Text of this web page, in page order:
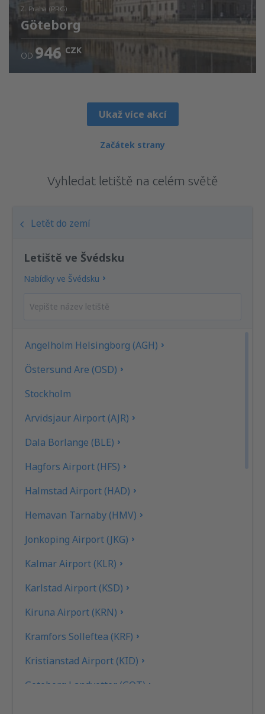
z: Praha (PRG)
Göteborg
OD 946 CZK
Ukaž více akcí
Začátek strany
Vyhledat letiště na celém světě
Letět do zemí
Letiště ve Švédsku
Nabídky ve Švédsku
Angelholm Helsingborg (AGH)
Östersund Are (OSD)
Stockholm
Arvidsjaur Airport (AJR)
Dala Borlange (BLE)
Hagfors Airport (HFS)
Halmstad Airport (HAD)
Hemavan Tarnaby (HMV)
Jonkoping Airport (JKG)
Kalmar Airport (KLR)
Karlstad Airport (KSD)
Kiruna Airport (KRN)
Kramfors Solleftea (KRF)
Kristianstad Airport (KID)
Goteborg Landvetter (GOT)